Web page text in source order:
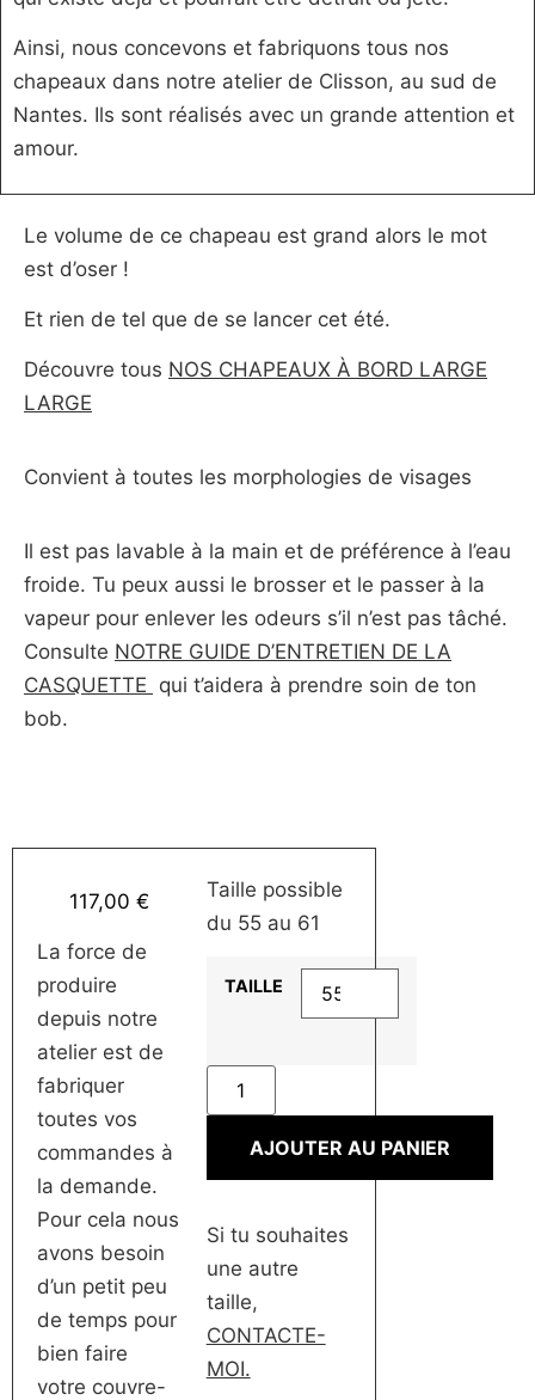
Ainsi, nous concevons et fabriquons tous nos
chapeaux dans notre atelier de Clisson, au sud de
Nantes. Ils sont réalisés avec un grande attention et
amour.
Le volume de ce chapeau est grand alors le mot
est d’oser !
Et rien de tel que de se lancer cet été.
Découvre tous NOS CHAPEAUX À BORD LARGE
LARGE
Convient à toutes les morphologies de visages
Il est pas lavable à la main et de préférence à l’eau
froide. Tu peux aussi le brosser et le passer à la
vapeur pour enlever les odeurs s’il n’est pas tâché.
Consulte NOTRE GUIDE D’ENTRETIEN DE LA
CASQUETTE qui t’aidera à prendre soin de ton
bob.
117,00€
La force de
produire
depuis notre
atelier est de
fabriquer
toutes vos
commandes à
la demande.
Pour cela nous
avons besoin
d’un petit peu
de temps pour
bien faire
votre couvre-
Taille possible
du 55 au 61
TAILLE
AJOUTER AU PANIER
Si tu souhaites
une autre
taille,
CONTACTE-
MOI.